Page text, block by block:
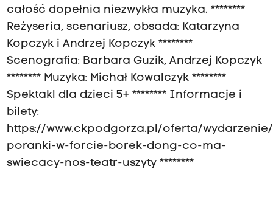
całość dopełnia niezwykła muzyka. ********
Reżyseria, scenariusz, obsada: Katarzyna
Kopczyk i Andrzej Kopczyk ********
Scenografia: Barbara Guzik, Andrzej Kopczyk
******** Muzyka: Michał Kowalczyk ********
Spektakl dla dzieci 5+ ******** Informacje i
bilety:
https://www.ckpodgorza.pl/oferta/
poranki-w-forcie-borek-dong-co-ma-
swiecacy-nos-teatr-uszyty ********